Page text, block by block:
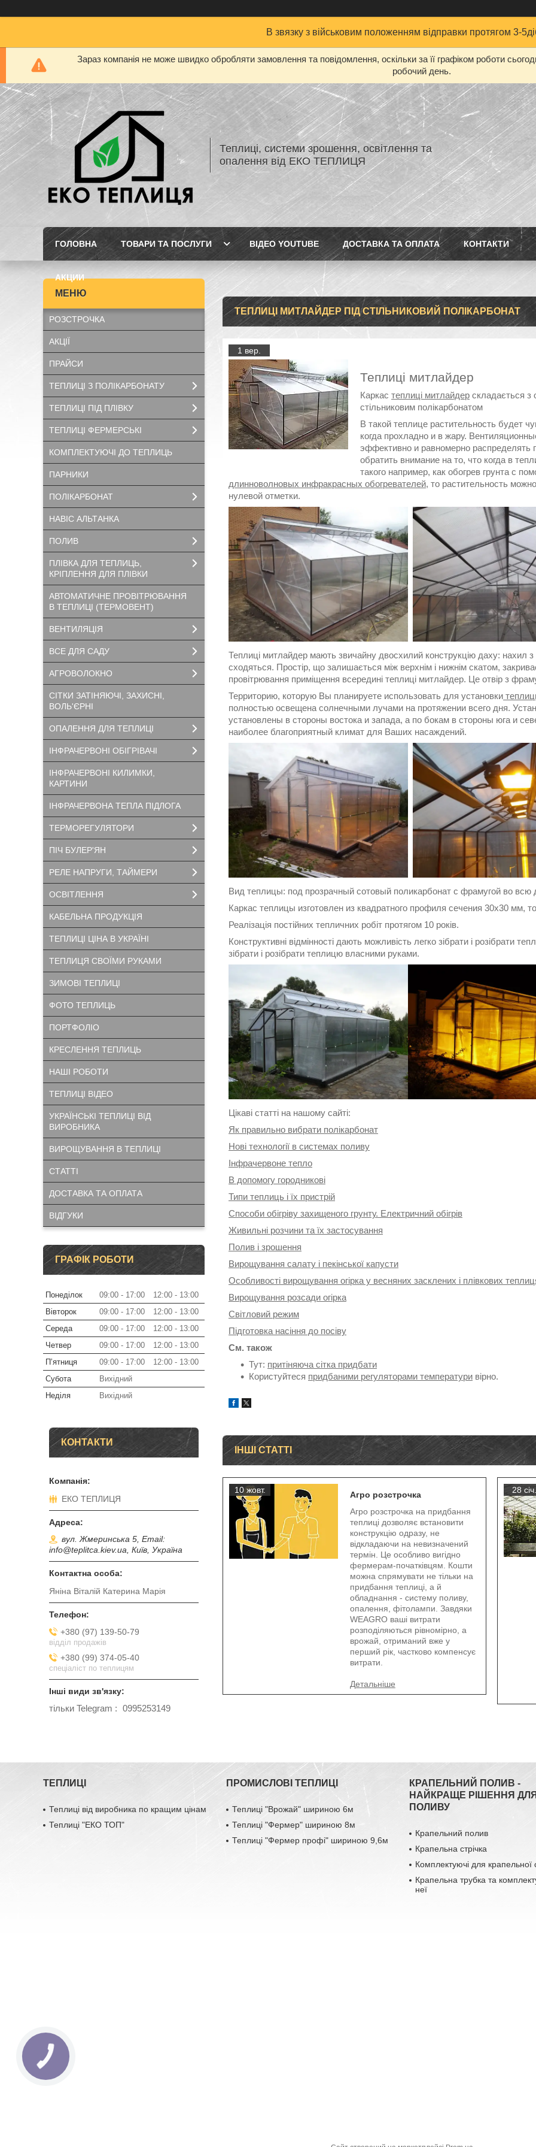
В звязку з військовим положенням відправки протягом 3-
Зараз компанія не може швидко обробляти замовлення та повідомлення, оскільки за її графіком роботи
робочий день.
Теплиці, системи зрошення, освітлення та
опалення від ЕКО ТЕПЛИЦЯ
ГОЛОВНА ТОВАРИ ТА ПОСЛУГИ ВІДЕО YOUTUBE ДОСТАВКА ТА ОПЛАТА КОНТАКТИ
АКЦИИ
ТЕПЛИЦІ МИТЛАЙДЕР ПІД СТІЛЬНИКОВИЙ ПОЛІКАРБОНАТ
1 вер.
Теплиці митлайдер
Каркас теплиці митлайдер складається з
стільниковим полікарбонатом
В такой теплице растительность будет
когда прохладно и в жару.
эффективно и равномерно
обратить внимание на то, что когда в
такого например, как обогрев грунта с
длинноволновых инфракрасных обогревателей, то растительность
нулевой отметки.
Теплиці митлайдер мають звичайну двосхилий конструкцію даху: нахил з
сходяться. Простір, що залишається між верхнім і нижнім скатом,
провітрювання приміщення всередині теплиці митлайдер. Це отвір з
Территорию, которую Вы планируете использовать для установки
полностью освещена солнечными лучами на протяжении всего дня.
установлены в стороны востока и запада, а по бокам в стороны юга и
наиболее благоприятный климат для Ваших насаждений.
Вид теплицы: под прозрачный сотовый поликарбонат с фрамугой во всю
Каркас теплицы изготовлен из квадратного профиля сечения 30х30 мм,
Реалізація постійних тепличних робіт протягом 10 років.
Конструктивні відмінності дають можливість легко зібрати і розібрати
зібрати і розібрати теплицю власними руками.
Цікаві статті на нашому сайті:
Як правильно вибрати полікарбонат
Нові технології в системах поливу
Інфрачервоне тепло
В допомогу городникові
Типи теплиць і їх пристрій
Способи обігріву захищеного грунту. Електричний обігрів
Живильні розчини та їх застосування
Полив і зрошення
Вирощування салату і пекінської капусти
Особливості вирощування огірка у весняних засклених і плівкових
Вирощування розсади огірка
Світловий режим
Підготовка насіння до посіву
См. також
Тут: притіняюча сітка придбати
Користуйтеся придбаними регуляторами температури вірно.
ІНШІ СТАТТІ
10 жовт.
Агро розстрочка
Агро розстрочка на придбання
теплиці дозволяє встановити
конструкцію одразу, не
відкладаючи на невизначений
термін. Це особливо вигідно
фермерам-початківцям. Кошти
можна спрямувати не тільки на
придбання теплиці, а й
обладнання - систему поливу,
опалення, фітолампи. Завдяки
WEAGRO ваші витрати
розподіляються рівномірно, а
врожай, отриманий вже у
перший рік, частково компенсує
витрати.
28
РОЗСТРОЧКА
АКЦІЇ
ПРАЙСИ
ТЕПЛИЦІ З ПОЛІКАРБОНАТУ
ТЕПЛИЦІ ПІД ПЛІВКУ
ТЕПЛИЦІ ФЕРМЕРСЬКІ
КОМПЛЕКТУЮЧІ ДО ТЕПЛИЦЬ
ПАРНИКИ
ПОЛІКАРБОНАТ
НАВІС АЛЬТАНКА
ПОЛИВ
ПЛІВКА ДЛЯ ТЕПЛИЦЬ,
КРІПЛЕННЯ ДЛЯ ПЛІВКИ
АВТОМАТИЧНЕ ПРОВІТРЮВАННЯ
В ТЕПЛИЦІ (ТЕРМОВЕНТ)
ВЕНТИЛЯЦІЯ
ВСЕ ДЛЯ САДУ
АГРОВОЛОКНО
СІТКИ ЗАТІНЯЮЧІ, ЗАХИСНІ,
ВОЛЬ'ЄРНІ
ОПАЛЕННЯ ДЛЯ ТЕПЛИЦІ
ІНФРАЧЕРВОНІ ОБІГРІВАЧІ
ІНФРАЧЕРВОНІ КИЛИМКИ,
КАРТИНИ
ІНФРАЧЕРВОНА ТЕПЛА ПІДЛОГА
ТЕРМОРЕГУЛЯТОРИ
ПІЧ БУЛЕР'ЯН
РЕЛЕ НАПРУГИ, ТАЙМЕРИ
ОСВІТЛЕННЯ
КАБЕЛЬНА ПРОДУКЦІЯ
ТЕПЛИЦІ ЦІНА В УКРАЇНІ
ТЕПЛИЦЯ СВОЇМИ РУКАМИ
ЗИМОВІ ТЕПЛИЦІ
ФОТО ТЕПЛИЦЬ
ПОРТФОЛІО
КРЕСЛЕННЯ ТЕПЛИЦЬ
НАШІ РОБОТИ
ТЕПЛИЦІ ВІДЕО
УКРАЇНСЬКІ ТЕПЛИЦІ ВІД
ВИРОБНИКА
ВИРОЩУВАННЯ В ТЕПЛИЦІ
СТАТТІ
ДОСТАВКА ТА ОПЛАТА
ВІДГУКИ
ГРАФІК РОБОТИ
Понеділок 09:00 17:00 12:00
13:00
Вівторок
09:00 17:00 12:00
13:00
Середа
09:00 17:00 12:00
13:00
Четвер
09:00 17:00 12:00
13:00
Пʼятниця
09:00 17:00 12:00
13:00
Субота
Вихідний
Неділя
Вихідний
КОНТАКТИ
ЕКО ТЕПЛИЦЯ
вул. Жмеринська 5, Email:
info@teplitca.kiev.ua, Київ, Україна
Яніна Віталій Катерина Марія
+380 (97) 139-50-79
відділ продажів
+380 (99) 374-05-40
спеціаліст по теплицям
тільки Telegram 0995253149
ТЕПЛИЦІ
Теплиці від виробника по кращим цінам
Теплиці "ЕКО ТОП"
ПРОМИСЛОВІ ТЕПЛИЦІ
Теплиці "Врожай" шириною 6м
Теплиці "Фермер" шириною 8м
Теплиці "Фермер профі" шириною 9,6м
КРАПЕЛЬНИЙ ПОЛИВ -
НАЙКРАЩЕ РІШЕННЯ
ПОЛИВУ
Крапельний полив
Крапельна стрічка
Комплектуючі для крапельної
Крапельна трубка та
неї